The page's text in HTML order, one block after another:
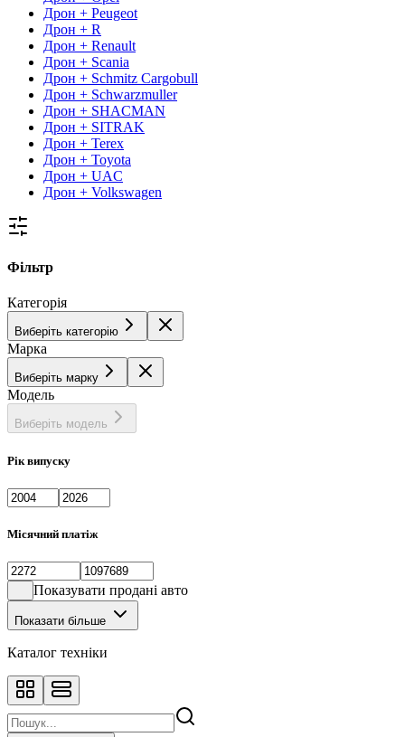
Дрон + Peugeot
Дрон + R
Дрон + Renault
Дрон + Scania
Дрон + Schmitz Cargobull
Дрон + Schwarzmuller
Дрон + SHACMAN
Дрон + SITRAK
Дрон + Terex
Дрон + Toyota
Дрон + UAC
Дрон + Volkswagen
Фільтр
Категорія
Виберіть категорію
Марка
Виберіть марку
Модель
Виберіть модель
Рік випуску
Місячний платіж
Показувати продані авто
Показати більше
Каталог техніки